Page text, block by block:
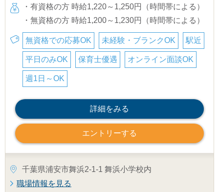
・有資格の方 時給1,220～1,250円（時間帯による）
・無資格の方 時給1,200～1,230円（時間帯による）
無資格での応募OK 未経験・ブランクOK 駅近
平日のみOK 保育士優遇 オンライン面談OK
週1日～OK
詳細をみる
エントリーする
千葉県浦安市舞浜2-1-1 舞浜小学校内
職場情報を見る